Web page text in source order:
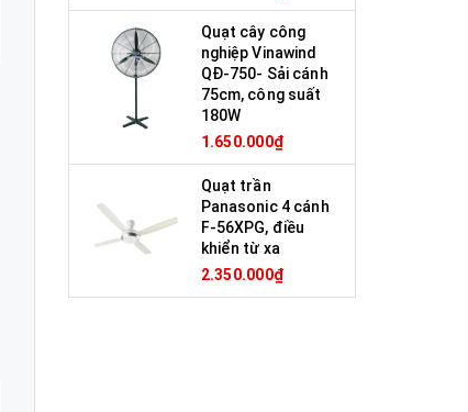
Quạt cây công
nghiệp Vinawind
QĐ-750- Sải cánh
75cm, công suất
180W
1.650.000₫
Quạt trần
Panasonic 4 cánh
F-56XPG, điều
khiển từ xa
2.350.000₫